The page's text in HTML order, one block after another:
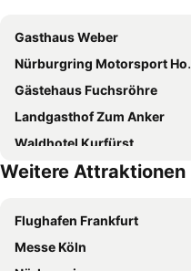
Gasthaus Weber
Nürburgring Motorsport Hotel
Gästehaus Fuchsröhre
Landgasthof Zum Anker
Waldhotel Kurfürst
Sporthotel Grafenwald 4 Sterne Superior
Hotel Am Tiergarten
Gästehaus Blaue Ecke
Weitere Attraktionen
Flughafen Frankfurt
Messe Köln